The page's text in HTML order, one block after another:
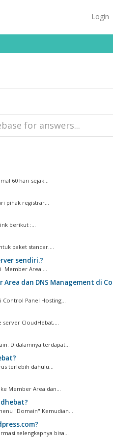
Login
60 hari sejak...
pihak registrar...
berikut :...
paket standar....
sendiri.?
Member Area....
dan DNS Management di
Control Panel Hosting...
CloudHebat,...
Didalamnya terdapat...
terlebih dahulu...
Member Area dan...
"Domain" Kemudian...
selengkapnya bisa...